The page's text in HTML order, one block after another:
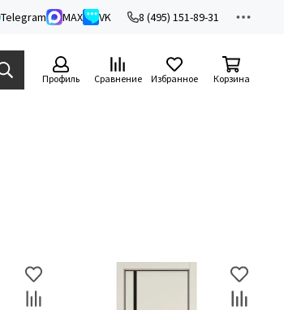
Telegram MAX VK 8 (495) 151-89-31
Профиль Сравнение Избранное Корзина